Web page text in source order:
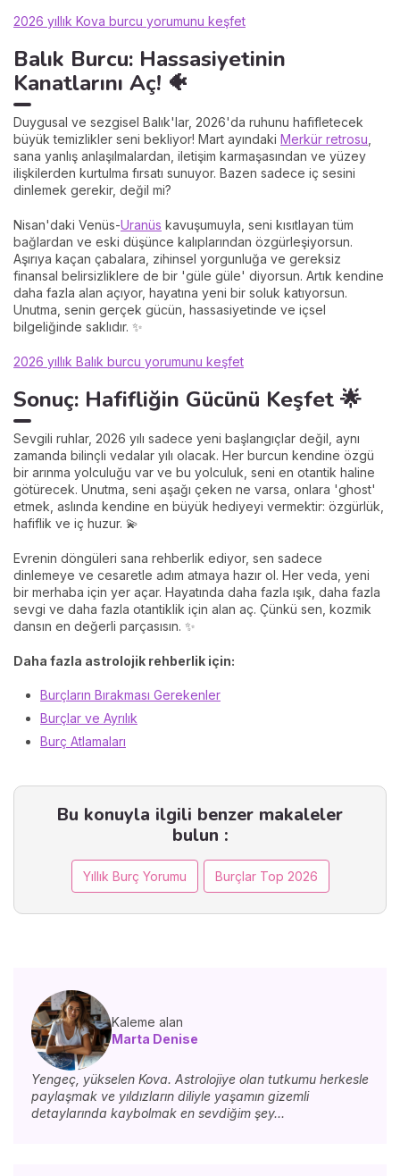
2026 yıllık Kova burcu yorumunu keşfet
Balık Burcu: Hassasiyetinin
Kanatlarını Aç! 🐠
Duygusal ve sezgisel Balık'lar, 2026'da ruhunu hafifletecek
büyük temizlikler seni bekliyor! Mart ayındaki Merkür retrosu
sana yanlış anlaşılmalardan, iletişim karmaşasından ve yüzey
ilişkilerden kurtulma fırsatı sunuyor. Bazen sadece iç sesini
dinlemek gerekir, değil mi?
Nisan'daki Venüs-Uranüs kavuşumuyla, seni kısıtlayan tüm
bağlardan ve eski düşünce kalıplarından özgürleşiyorsun.
Aşırıya kaçan çabalara, zihinsel yorgunluğa ve gereksiz
finansal belirsizliklere de bir 'güle güle' diyorsun. Artık kendine
daha fazla alan açıyor, hayatına yeni bir soluk katıyorsun.
Unutma, senin gerçek gücün, hassasiyetinde ve içsel
bilgeliğinde saklıdır. ✨
2026 yıllık Balık burcu yorumunu keşfet
Sonuç: Hafifliğin Gücünü Keşfet 🌟
Sevgili ruhlar, 2026 yılı sadece yeni başlangıçlar değil, aynı
zamanda bilinçli vedalar yılı olacak. Her burcun kendine özgü
bir arınma yolculuğu var ve bu yolculuk, seni en otantik haline
götürecek. Unutma, seni aşağı çeken ne varsa, onlara 'ghost'
etmek, aslında kendine en büyük hediyeyi vermektir: özgürlük,
hafiflik ve iç huzur. 💫
Evrenin döngüleri sana rehberlik ediyor, sen sadece
dinlemeye ve cesaretle adım atmaya hazır ol. Her veda, yeni
bir merhaba için yer açar. Hayatında daha fazla ışık, daha fazla
sevgi ve daha fazla otantiklik için alan aç. Çünkü sen, kozmik
dansın en değerli parçasısın. ✨
Daha fazla astrolojik rehberlik için:
Burçların Bırakması Gerekenler
Burçlar ve Ayrılık
Burç Atlamaları
Bu konuyla ilgili benzer makaleler
bulun :
Yıllık Burç Yorumu Burçlar Top 2026
Kaleme alan
Marta Denise
Yengeç, yükselen Kova. Astrolojiye olan tutkumu herkesle
paylaşmak ve yıldızların diliyle yaşamın gizemli
detaylarında kaybolmak en sevdiğim şey...